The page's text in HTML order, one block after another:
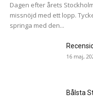
Dagen efter årets
missnöjd med ett lopp.
springa med den...
16 maj,
Bålsta